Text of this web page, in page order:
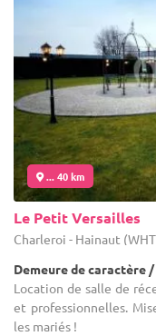
... 40 km
Le Petit Versailles
Charleroi - Hainaut
Demeure de caractère
Location de salle de
et professionnelles.
les mariés !